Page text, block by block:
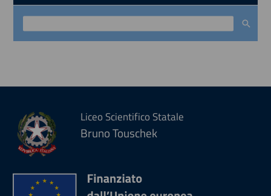
Liceo Scientifico Statale
Bruno Touschek